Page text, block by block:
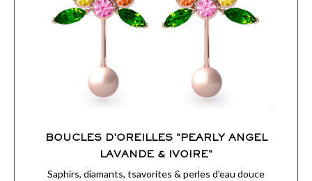
BOUCLES D'OREILLES "PEARLY ANGEL
LAVANDE & IVOIRE"
Saphirs, diamants, tsavorites & perles d'eau douce